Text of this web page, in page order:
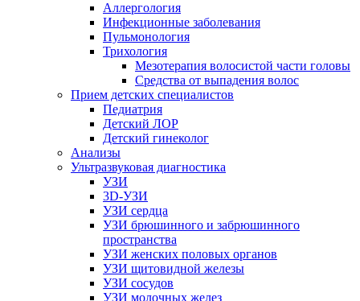
Аллергология
Инфекционные заболевания
Пульмонология
Трихология
Мезотерапия волосистой части головы
Средства от выпадения волос
Прием детских специалистов
Педиатрия
Детский ЛОР
Детский гинеколог
Анализы
Ультразвуковая диагностика
УЗИ
3D-УЗИ
УЗИ сердца
УЗИ брюшинного и забрюшинного
пространства
УЗИ женских половых органов
УЗИ щитовидной железы
УЗИ сосудов
УЗИ молочных желез